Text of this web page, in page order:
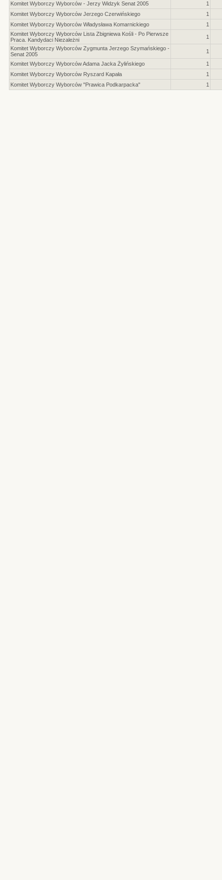
Komitet Wyborczy Wyborców - Jerzy Widzyk Senat 2005
1
Komitet Wyborczy Wyborców Jerzego Czerwińskiego
1
Komitet Wyborczy Wyborców Władysława Komarnickiego
1
Komitet Wyborczy Wyborców Lista Zbigniewa Kośli - Po Pierwsze
Praca. Kandydaci Niezależni
1
Komitet Wyborczy Wyborców Zygmunta Jerzego Szymańskiego -
Senat 2005
1
Komitet Wyborczy Wyborców Adama Jacka Żylińskiego
1
Komitet Wyborczy Wyborców Ryszard Kapała
1
Komitet Wyborczy Wyborców "Prawica Podkarpacka"
1